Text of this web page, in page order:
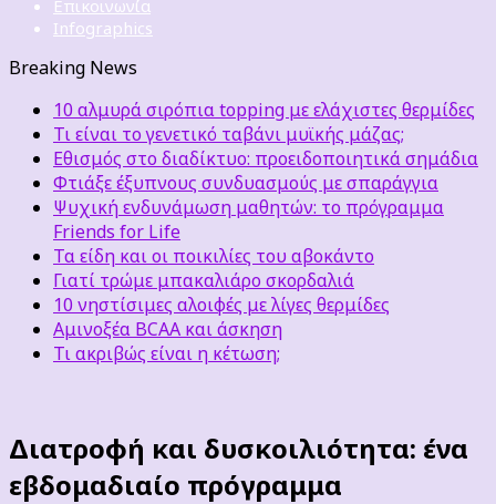
Επικοινωνία
Infographics
Breaking News
10 αλμυρά σιρόπια topping με ελάχιστες θερμίδες
Τι είναι το γενετικό ταβάνι μυϊκής μάζας;
Εθισμός στο διαδίκτυο: προειδοποιητικά σημάδια
Φτιάξε έξυπνους συνδυασμούς με σπαράγγια
Ψυχική ενδυνάμωση μαθητών: το πρόγραμμα
Friends for Life
Τα είδη και οι ποικιλίες του αβοκάντο
Γιατί τρώμε μπακαλιάρο σκορδαλιά
10 νηστίσιμες αλοιφές με λίγες θερμίδες
Αμινοξέα BCAA και άσκηση
Τι ακριβώς είναι η κέτωση;
Διατροφή και δυσκοιλιότητα: ένα
εβδομαδιαίο πρόγραμμα